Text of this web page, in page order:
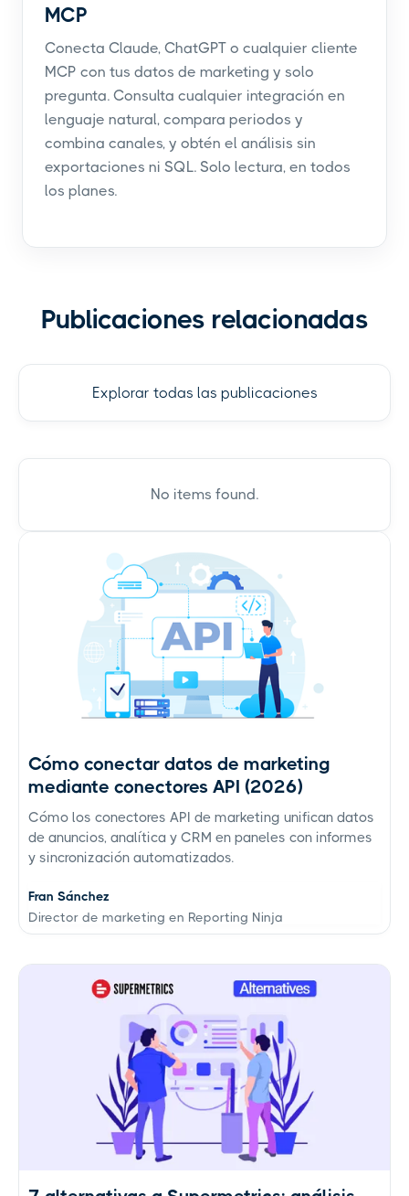
MCP
Conecta Claude, ChatGPT o cualquier cliente
MCP con tus datos de marketing y solo
pregunta. Consulta cualquier integración en
lenguaje natural, compara periodos y
combina canales, y obtén el análisis sin
exportaciones ni SQL. Solo lectura, en todos
los planes.
Publicaciones relacionadas
Explorar todas las publicaciones
No items found.
Cómo conectar datos de marketing
mediante conectores API (2026)
Cómo los conectores API de marketing unifican datos
de anuncios, analítica y CRM en paneles con informes
y sincronización automatizados.
Fran Sánchez
Director de marketing en Reporting Ninja